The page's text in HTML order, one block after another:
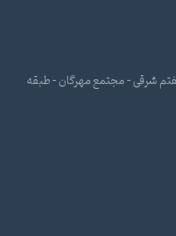
شرقی - مجتمع مهرگان - طبقه